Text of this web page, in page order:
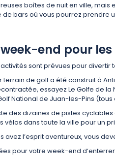
boîtes de nuit en ville,
de bars où vous pourrez prendre
end pour
sont prévues pour
terrain de golf a été construit à
essayez Le Golfe de la
National de Juan-les-Pins (tous
des dizaines de pistes
vélos dans toute la ville pour un
avez l’esprit aventureux, vous
pour votre week-end